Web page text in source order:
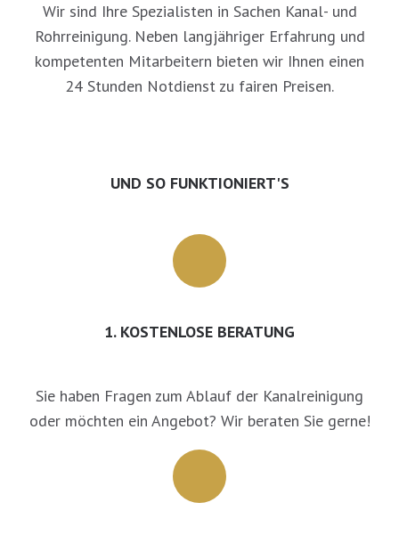
Wir sind Ihre Spezialisten in Sachen Kanal- und
Rohrreinigung. Neben langjähriger Erfahrung und
kompetenten Mitarbeitern bieten wir Ihnen einen
24 Stunden Notdienst zu fairen Preisen.
UND SO FUNKTIONIERT'S
1. KOSTENLOSE BERATUNG
Sie haben Fragen zum Ablauf der Kanalreinigung
oder möchten ein Angebot? Wir beraten Sie gerne!